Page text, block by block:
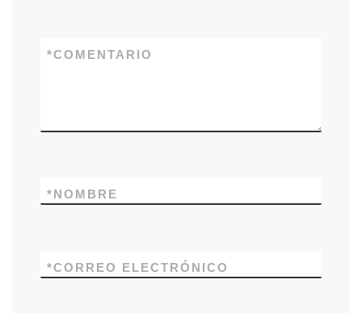
COMENTARIO
*
NOMBRE
*
CORREO ELECTRÓNICO
*